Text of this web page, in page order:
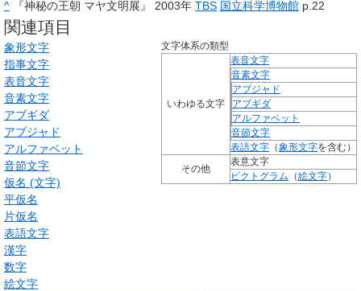
^ 『神秘の王朝 マヤ文明展』 2003年 TBS 国立科学博物館 p.22
関連項目
文字体系の類型
いわゆる文字
表音文字
音素文字
アブジャド
アブギダ
アルファベット
音節文字
表語文字 （象形文字を含む）
その他
表意文字
ピクトグラム （絵文字）
象形文字
指事文字
表音文字
音素文字
アブギダ
アブジャド
アルファベット
音節文字
仮名 (文字)
平仮名
片仮名
表語文字
漢字
数字
絵文字